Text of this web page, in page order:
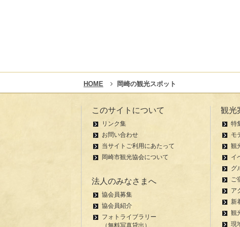
HOME 岡崎の観光スポット
このサイトについて
リンク集
お問い合わせ
当サイトご利用にあたって
岡崎市観光協会について
法人のみなさまへ
協会員募集
協会員紹介
フォトライブラリー
（無料写真貸出）
観光
特
モ
観
イ
グ
ご
ア
新
観
現